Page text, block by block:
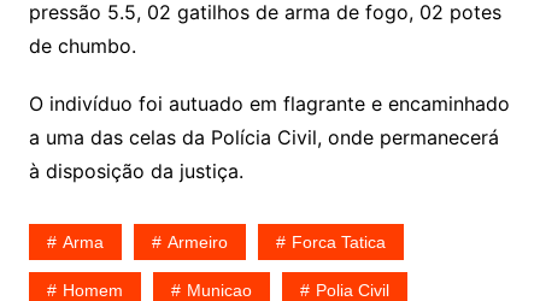
pressão 5.5, 02 gatilhos de arma de fogo, 02 potes
de chumbo.
O indivíduo foi autuado em flagrante e encaminhado
a uma das celas da Polícia Civil, onde permanecerá
à disposição da justiça.
Arma Armeiro Forca Tatica
Homem Municao Polia Civil